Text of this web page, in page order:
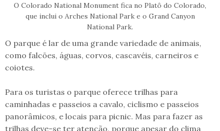
O Colorado National Monument fica no Platô do Colorado,
que inclui o Arches National Park e o Grand Canyon
National Park.
O parque é lar de uma grande variedade de animais,
como falcões, águas, corvos, cascavéis, carneiros e
coiotes.
Para os turistas o parque oferece trilhas para
caminhadas e passeios a cavalo, ciclismo e passeios
panorâmicos, e locais para picnic. Mas para fazer as
trilhas deve-se ter atenção, porque apesar do clima